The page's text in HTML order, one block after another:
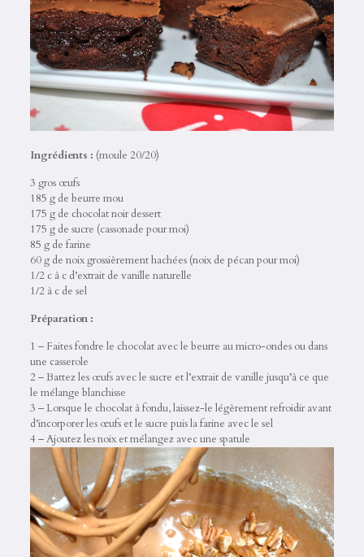
Ingrédients : (moule 20/20)
3 gros œufs
185 g de beurre mou
175 g de chocolat noir dessert
175 g de sucre (cassonade pour moi)
85 g de farine
60 g de noix grossièrement hachées (noix de pécan pour moi)
1/2 c à c d’extrait de vanille naturelle
1/2 à c de sel
Préparation :
1 – Faites fondre le chocolat avec le beurre au micro-ondes ou dans
une casserole
2 – Battez les œufs avec le sucre et l’extrait de vanille jusqu’à ce que
le mélange blanchisse
3 – Lorsque le chocolat à fondu, laissez-le légèrement refroidir avant
d’incorporer les œufs et le sucre puis la farine avec le sel
4 – Ajoutez les noix et mélangez avec une spatule